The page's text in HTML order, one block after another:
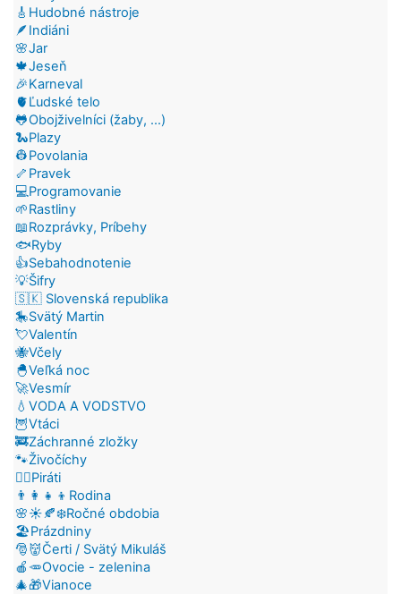
🎸Hudobné nástroje
🪶Indiáni
🌸Jar
🍁Jeseň
🎉Karneval
🫀Ľudské telo
🐸Obojživelníci (žaby, ...)
🐍Plazy
👷Povolania
🦴Pravek
💻Programovanie
🌱Rastliny
📖Rozprávky, Príbehy
🐟Ryby
👍Sebahodnotenie
💡Šifry
🇸🇰 Slovenská republika
🎠Svätý Martin
💘Valentín
🐝Včely
🐣Veľká noc
🚀Vesmír
💧VODA A VODSTVO
🦉Vtáci
🚒Záchranné zložky
🐾Živočíchy
🏴‍☠️Piráti
👨‍👩‍👧‍👦Rodina
🌸☀️🍂❄️Ročné obdobia
🏖️Prázdniny
🎅👹Čerti / Svätý Mikuláš
🍎🥕Ovocie - zelenina
🎄🎁Vianoce